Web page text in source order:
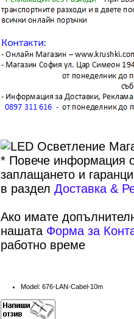
* Повече информация
заплащането и
в раздел Доставка &
Ако имате
нашата Форма за
работно време
Model: 676-LAN-Cabel-10m